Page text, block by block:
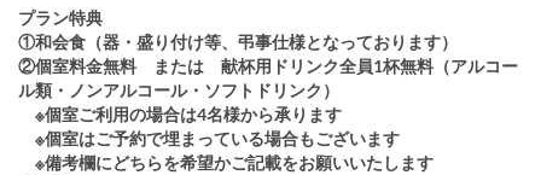
プラン特典
①和会食（器・盛り付け等、弔事仕様となっております）
②個室料金無料 または 献杯用ドリンク全員1杯無料（アルコー
ル類・ノンアルコール・ソフトドリンク）
※個室ご利用の場合は4名様から承ります
※個室はご予約で埋まっている場合もございます
※備考欄にどちらを希望かご記載をお願いいたします